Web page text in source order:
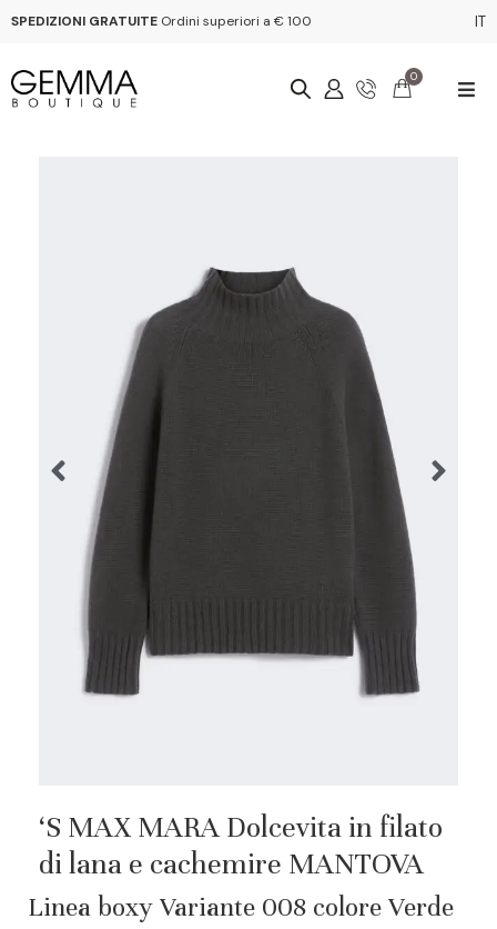
SPEDIZIONI GRATUITE Ordini superiori a € 100 IT
0
‘S MAX MARA Dolcevita in filato
di lana e cachemire MANTOVA
Linea boxy Variante 008 colore Verde